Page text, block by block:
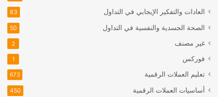
العادات والتفكير الإيجابي في التداول 83
الصحة الجسدية والنفسية في التداول 50
غير مصنف 2
فوركس 1
تعليم العملات الرقمية 673
أساسيات العملات الرقمية 450